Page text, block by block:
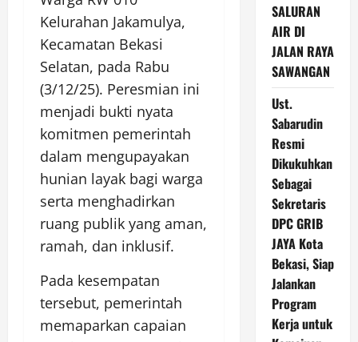
Kelurahan Jakamulya,
Kecamatan Bekasi
Selatan, pada Rabu
(3/12/25). Peresmian ini
menjadi bukti nyata
komitmen pemerintah
dalam mengupayakan
hunian layak bagi warga
serta menghadirkan
ruang publik yang aman,
ramah, dan inklusif.
Pada kesempatan
tersebut, pemerintah
memaparkan capaian
SALURAN
AIR DI
JALAN RAYA
SAWANGAN
Ust.
Sabarudin
Resmi
Dikukuhkan
Sebagai
Sekretaris
DPC GRIB
JAYA Kota
Bekasi, Siap
Jalankan
Program
Kerja untuk